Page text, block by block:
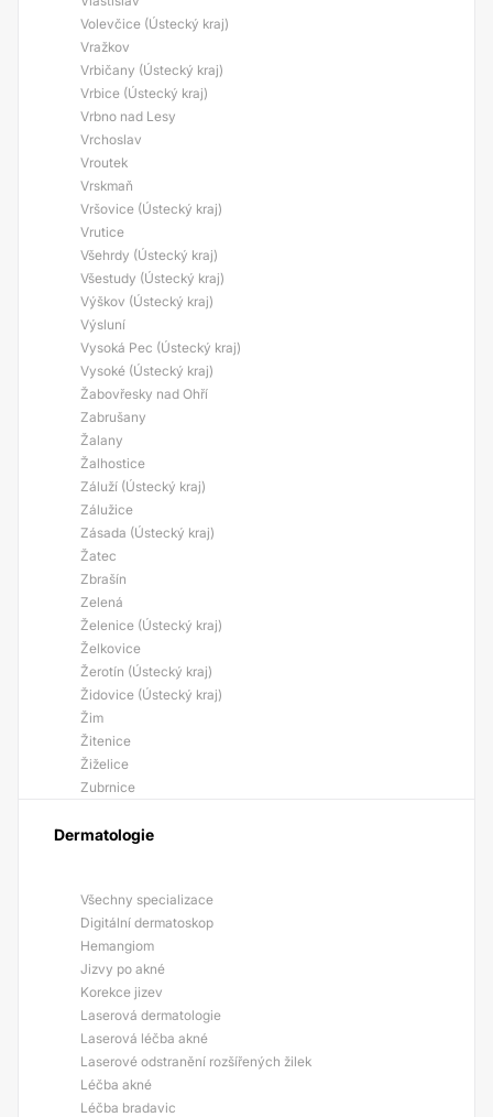
Volevčice (Ústecký kraj)
Vražkov
Vrbičany (Ústecký kraj)
Vrbice (Ústecký kraj)
Vrbno nad Lesy
Vrchoslav
Vroutek
Vrskmaň
Vršovice (Ústecký kraj)
Vrutice
Všehrdy (Ústecký kraj)
Všestudy (Ústecký kraj)
Výškov (Ústecký kraj)
Výsluní
Vysoká Pec (Ústecký kraj)
Vysoké (Ústecký kraj)
Žabovřesky nad Ohří
Zabrušany
Žalany
Žalhostice
Záluží (Ústecký kraj)
Zálužice
Zásada (Ústecký kraj)
Žatec
Zbrašín
Zelená
Želenice (Ústecký kraj)
Želkovice
Žerotín (Ústecký kraj)
Židovice (Ústecký kraj)
Žim
Žitenice
Žiželice
Zubrnice
Dermatologie
Všechny specializace
Digitální dermatoskop
Hemangiom
Jizvy po akné
Korekce jizev
Laserová dermatologie
Laserová léčba akné
Laserové odstranění rozšířených žilek
Léčba akné
Léčba bradavic